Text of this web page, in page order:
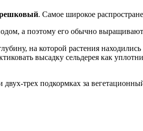
. Самое широкое
а поэтому его обычно
на которой растения
высадку сельдерея как
трех подкормках за